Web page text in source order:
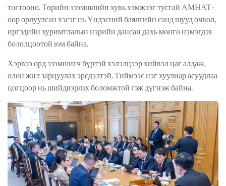
тогтооно. Төрийн эзэмшлийн хувь хэмжээг тусгай АМНАТ-
өөр орлуулсан хэсэг нь Үндэсний баялгийн санд шууд очвол,
иргэдийн хуримтлалын нэрийн дансан дахь мөнгө нэмэгдэх
бололцоотой юм байна.
Хэрвээ орд эзэмшигч бүртэй хэлэлцээр хийвэл цаг алдаж,
олон жил зарцуулах эрсдэлтэй. Тиймээс нэг хуулиар асуудлаа
цогцоор нь шийдвэрлэх боломжтой гэж дүгнэж байна.